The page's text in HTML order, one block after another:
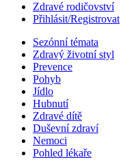
Zdravé rodičovství
Přihlásit/Registrovat
Sezónní témata
Zdravý životní styl
Prevence
Pohyb
Jídlo
Hubnutí
Zdravé dítě
Duševní zdraví
Nemoci
Pohled lékaře